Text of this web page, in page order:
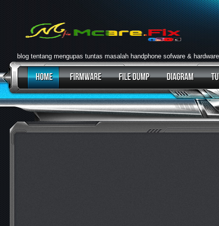
blog tentang mengupas tuntas masalah handphone sofware & hardware